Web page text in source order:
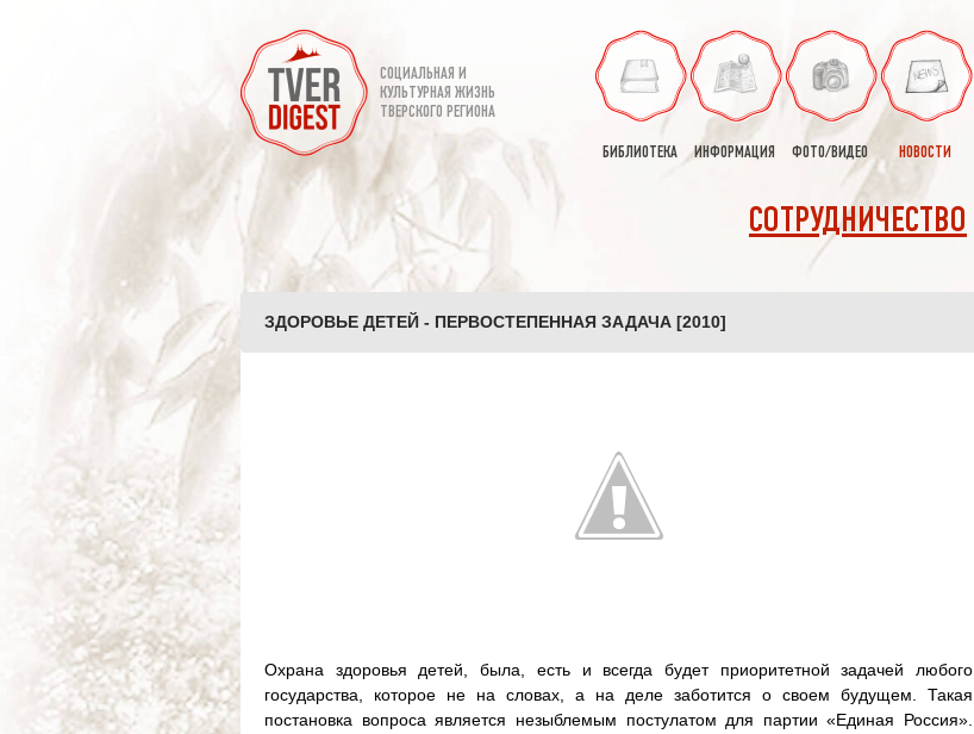
СОЦИАЛЬНАЯ И
КУЛЬТУРНАЯ ЖИЗНЬ
ТВЕРСКОГО РЕГИОНА
БИБЛИОТЕКА ИНФОРМАЦИЯ ФОТО/ВИДЕО НОВОСТИ
СОТРУДНИЧЕСТВО
ЗДОРОВЬЕ ДЕТЕЙ - ПЕРВОСТЕПЕННАЯ ЗАДАЧА [2010]
Охрана здоровья детей, была, есть и всегда будет приоритетной задачей любого
государства, которое не на словах, а на деле заботится о своем будущем. Такая
постановка вопроса является незыблемым постулатом для партии «Единая Россия».